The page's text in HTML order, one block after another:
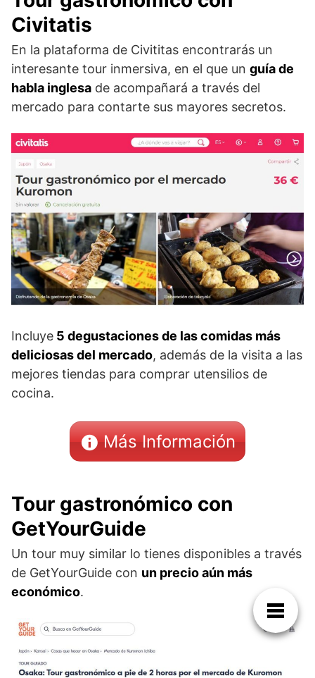
Civitatis
En la plataforma de Civititas encontrarás un
interesante tour inmersiva, en el que un guía de
habla inglesa de acompañará a través del
mercado para contarte sus mayores secretos.
Incluye 5 degustaciones de las comidas más
deliciosas del mercado, además de la visita a las
mejores tiendas para comprar utensilios de
cocina.
Más Información
Tour gastronómico con
GetYourGuide
Un tour muy similar lo tienes disponibles a través
de GetYourGuide con un precio aún más
económico.